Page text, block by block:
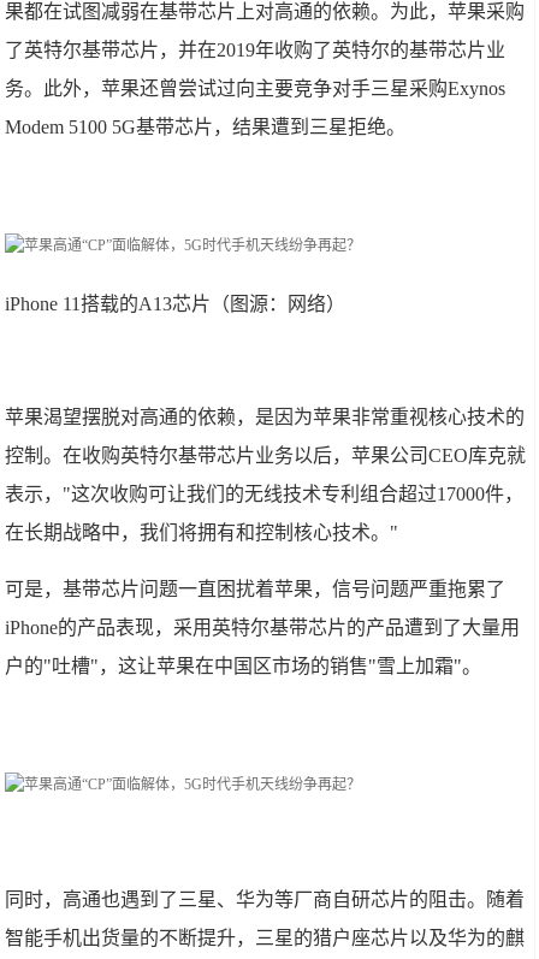
果都在试图减弱在基带芯片上对高通的依赖。为此，苹果采购
了英特尔基带芯片，并在2019年收购了英特尔的基带芯片业
务。此外，苹果还曾尝试过向主要竞争对手三星采购Exynos
Modem 5100 5G基带芯片，结果遭到三星拒绝。
iPhone 11搭载的A13芯片（图源：网络）
苹果渴望摆脱对高通的依赖，是因为苹果非常重视核心技术的
控制。在收购英特尔基带芯片业务以后，苹果公司CEO库克就
表示，"这次收购可让我们的无线技术专利组合超过17000件，
在长期战略中，我们将拥有和控制核心技术。"
可是，基带芯片问题一直困扰着苹果，信号问题严重拖累了
iPhone的产品表现，采用英特尔基带芯片的产品遭到了大量用
户的"吐槽"，这让苹果在中国区市场的销售"雪上加霜"。
同时，高通也遇到了三星、华为等厂商自研芯片的阻击。随着
智能手机出货量的不断提升，三星的猎户座芯片以及华为的麒